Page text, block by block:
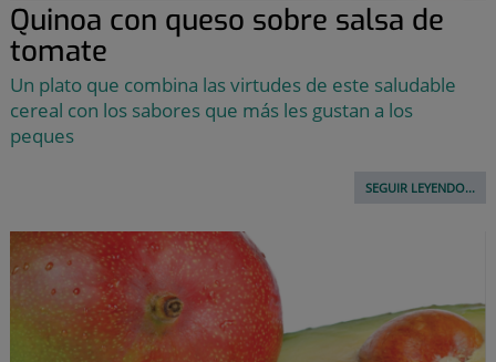
Quinoa con queso sobre salsa de
tomate
Un plato que combina las virtudes de este saludable
cereal con los sabores que más les gustan a los
peques
SEGUIR LEYENDO...